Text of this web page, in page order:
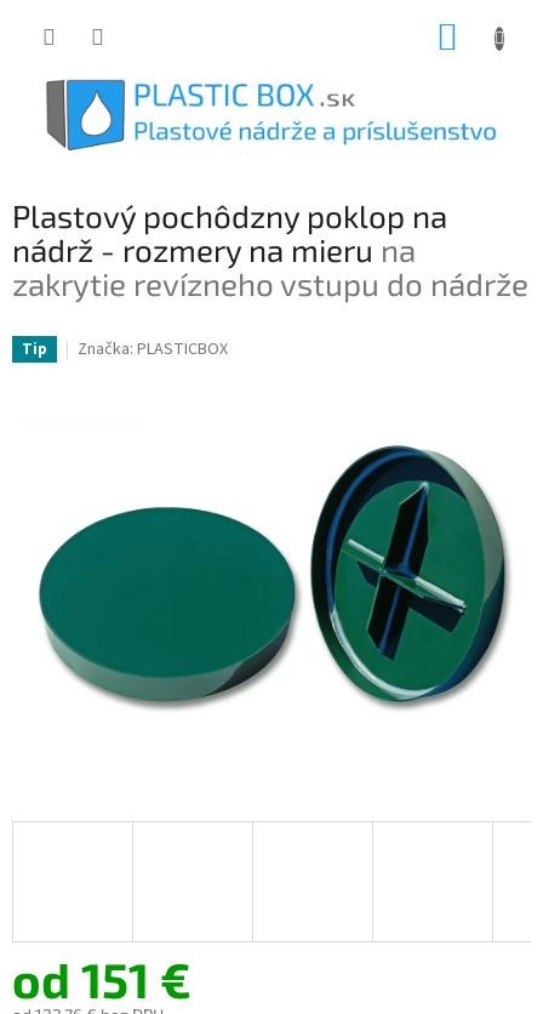
Plastový pochôdzny poklop na
nádrž - rozmery na mieru na
zakrytie revízneho vstupu do nádrže
Tip Značka: PLASTICBOX
od 151 €